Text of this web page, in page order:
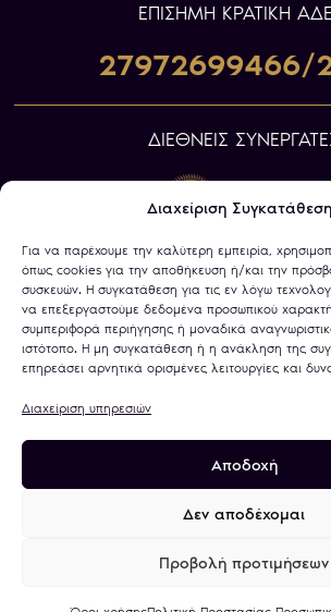
Διαχείριση
Για να παρέχουμε την καλύτερη εμπειρία,
όπως cookies για την αποθήκευση ή/και την
συσκευών. Η συγκατάθεση για τις εν λόγω
να επεξεργαστούμε δεδομένα προσωπικού
συμπεριφορά περιήγησης ή μοναδικά
ιστότοπο. Η μη συγκατάθεση ή η ανάκληση της
επηρεάσει αρνητικά ορισμένες λειτουργίες και
Διαχείριση υπηρεσιών
Αποδοχή
Δεν αποδέχομαι
Προβολή προτιμήσεων
ΕΠIΣΗΜΗ ΚΡΑΤΙΚΗ
27972699466/
ΔΙΕΘΝΕΙΣ
Πολιτική Απορρήτου
Όροι
Χρήση Cookies
Τραπεζικοί